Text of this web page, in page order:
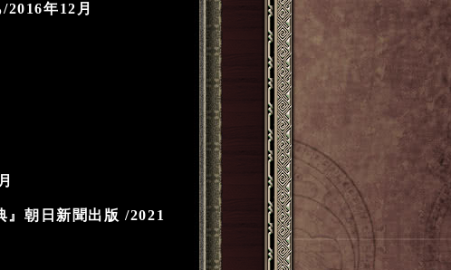
2016年12月
』朝日新聞出版 /2021